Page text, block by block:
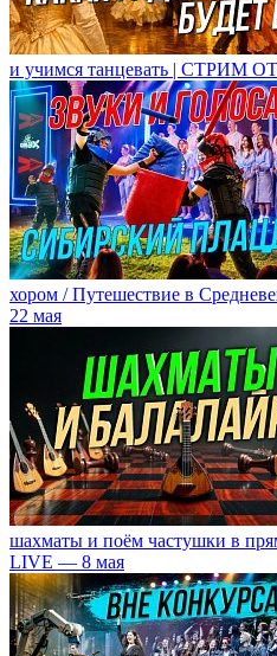
и учимся танцевать | СТРИМ
хором / Путешествие в
22 мая
шахматы и поём частушки в
LIVE — 8 мая